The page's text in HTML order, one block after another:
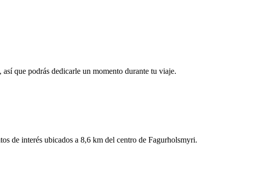
que podrás dedicarle un momento durante tu viaje.
de interés ubicados a 8,6 km del centro de Fagurholsmyri.